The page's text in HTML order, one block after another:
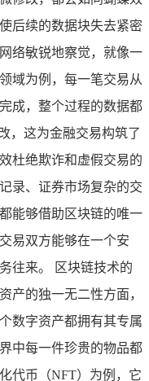
后续的数据块失去紧密
络敏锐地察觉，就像一
域为例，每一笔交易从
成，整个过程的数据都
，这为金融交易构筑了
杜绝欺诈和虚假交易的
录、证券市场复杂的交
能够借助区块链的唯一
易双方能够在一个安
往来。 区块链技术的
产的独一无二性方面，
数字资产都拥有其专属
中每一件珍贵的物品都
代币（NFT）为例，它